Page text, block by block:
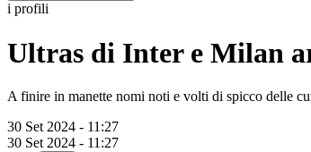
i profili
Ultras di Inter e Milan
A finire in manette nomi noti e volti di spicco delle
30 Set 2024 - 11:27
30 Set 2024 - 11:27